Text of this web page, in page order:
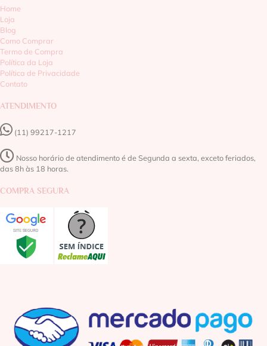
Home
Loja
Blog
Como Comprar
Termo de Compra
Política da Loja
Política de Privacidade
Contato
ATENDIMENTO
(11) 99217-1217‬
Nosso horário de atendimento é de Segunda a sexta, exceto feriados,
das 8h às 18 horas.
COMPRA SEGURA